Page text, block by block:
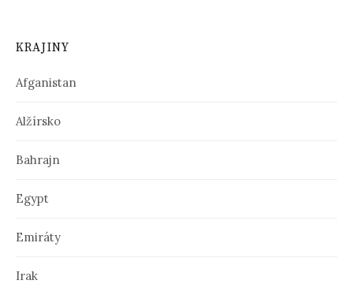
KRAJINY
Afganistan
Alžírsko
Bahrajn
Egypt
Emiráty
Irak